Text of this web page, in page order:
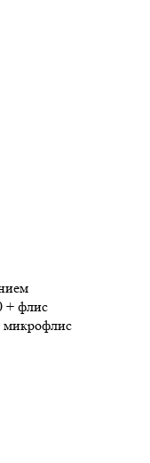
+ флис
микрофлис